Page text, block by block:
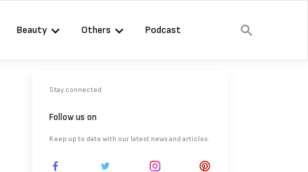
Beauty Others Podcast
Stay connected
Follow us on
Keep up to date with our latest news and articles.